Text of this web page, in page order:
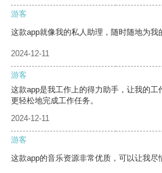
游客
这款app就像我的私人助理，随时随地为我
2024-12-11
游客
这款app是我工作上的得力助手，让我的工
更轻松地完成工作任务。
2024-12-11
游客
这款app的音乐资源非常优质，可以让我尽